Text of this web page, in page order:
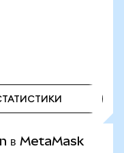
в MetaMask